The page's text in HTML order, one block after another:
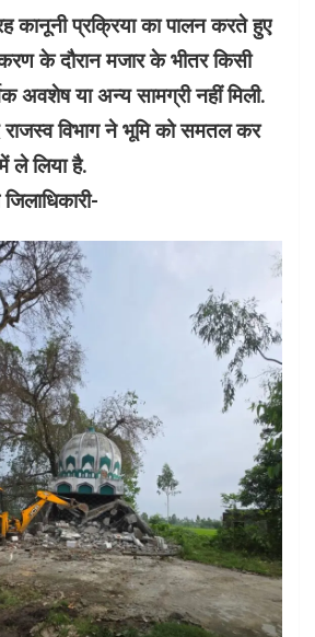
कानूनी प्रक्रिया का पालन करते हुए
के दौरान मजार के भीतर किसी
अवशेष या अन्य सामग्री नहीं मिली.
राजस्व विभाग ने भूमि को समतल कर
ले लिया है.